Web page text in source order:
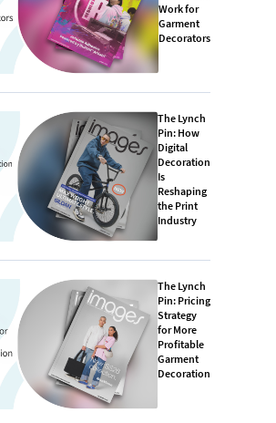
Work for
Garment
Decorators
The Lynch
Pin: How
Digital
Decoration
Is
Reshaping
the Print
Industry
The Lynch
Pin: Pricing
Strategy
for More
Profitable
Garment
Decoration